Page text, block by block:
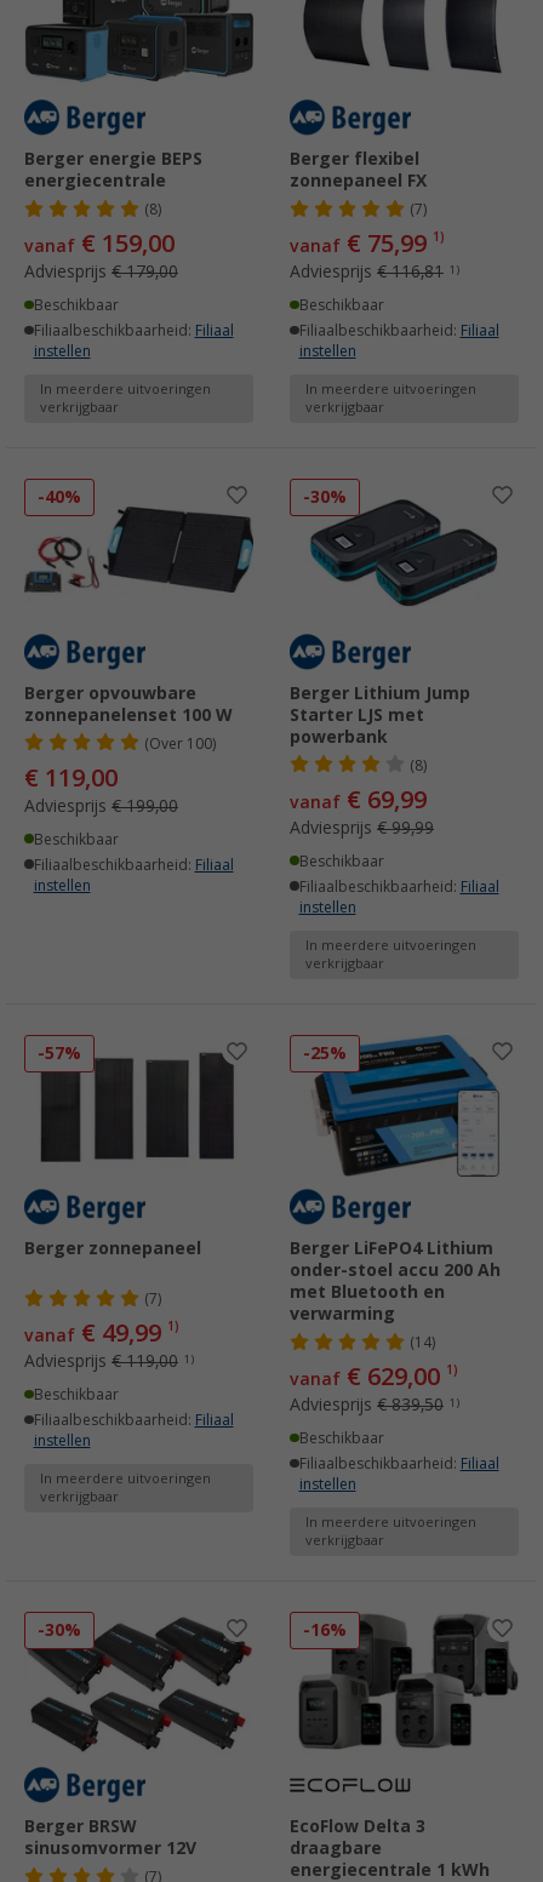
Berger energie BEPS
energiecentrale
(8)
vanaf € 159,00
Adviesprijs € 179,00
Beschikbaar
Filiaalbeschikbaarheid: Filiaal
instellen
In meerdere uitvoeringen
verkrijgbaar
Berger flexibel
zonnepaneel FX
(7)
vanaf € 75,99 1)
Adviesprijs € 116,81 1)
Beschikbaar
Filiaalbeschikbaarheid: Filiaal
instellen
In meerdere uitvoeringen
verkrijgbaar
-40%
Berger opvouwbare
zonnepanelenset 100 W
(Over100)
€ 119,00
Adviesprijs € 199,00
Beschikbaar
Filiaalbeschikbaarheid: Filiaal
instellen
-30%
Berger Lithium Jump
Starter LJS met
powerbank
(8)
vanaf € 69,99
Adviesprijs € 99,99
Beschikbaar
Filiaalbeschikbaarheid: Filiaal
instellen
In meerdere uitvoeringen
verkrijgbaar
-57%
Berger zonnepaneel
(7)
vanaf € 49,99 1)
Adviesprijs € 119,00 1)
Beschikbaar
Filiaalbeschikbaarheid: Filiaal
instellen
In meerdere uitvoeringen
verkrijgbaar
-25%
Berger LiFePO4 Lithium
onder-stoel accu 200 Ah
met Bluetooth en
verwarming
(14)
vanaf € 629,00 1)
Adviesprijs € 839,50 1)
Beschikbaar
Filiaalbeschikbaarheid: Filiaal
instellen
In meerdere uitvoeringen
verkrijgbaar
-30%
Berger BRSW
sinusomvormer 12V
(7)
-16%
EcoFlow Delta 3
draagbare
energiecentrale 1 kWh